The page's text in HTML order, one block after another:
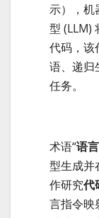
示），机
型 (LLM)
代码，该
语、递归
任务。
术语“语
型生成并
作研究代
言指令映